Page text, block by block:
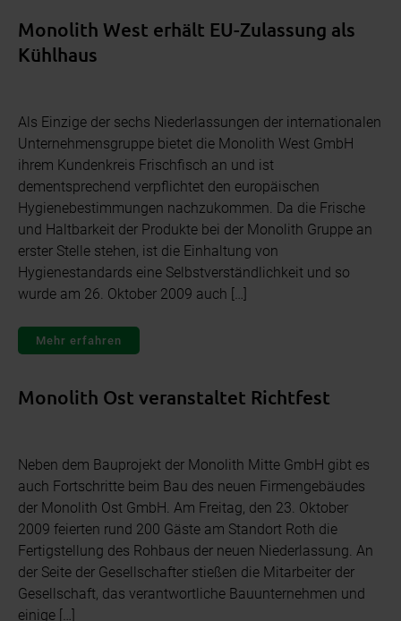
Monolith West erhält EU-Zulassung als
Kühlhaus
Als Einzige der sechs Niederlassungen der internationalen
Unternehmensgruppe bietet die Monolith West GmbH
ihrem Kundenkreis Frischfisch an und ist
dementsprechend verpflichtet den europäischen
Hygienebestimmungen nachzukommen. Da die Frische
und Haltbarkeit der Produkte bei der Monolith Gruppe an
erster Stelle stehen, ist die Einhaltung von
Hygienestandards eine Selbstverständlichkeit und so
wurde am 26. Oktober 2009 auch […]
Mehr erfahren
Monolith Ost veranstaltet Richtfest
Neben dem Bauprojekt der Monolith Mitte GmbH gibt es
auch Fortschritte beim Bau des neuen Firmengebäudes
der Monolith Ost GmbH. Am Freitag, den 23. Oktober
2009 feierten rund 200 Gäste am Standort Roth die
Fertigstellung des Rohbaus der neuen Niederlassung. An
der Seite der Gesellschafter stießen die Mitarbeiter der
Gesellschaft, das verantwortliche Bauunternehmen und
einige […]